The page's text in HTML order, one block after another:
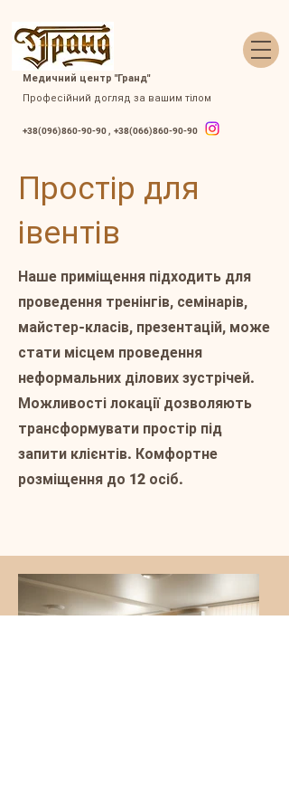
Медичний центр "Гранд"
Професійний догляд за вашим тілом
+38(096)860-90-90 , +38(066)860-90-90
Простір для
івентів
Наше приміщення підходить для
проведення тренінгів, семінарів,
майстер-класів, презентацій, може
стати місцем проведення
неформальних ділових зустрічей.
Можливості локації дозволяють
трансформувати простір під
запити клієнтів. Комфортне
розміщення до 12 осіб.